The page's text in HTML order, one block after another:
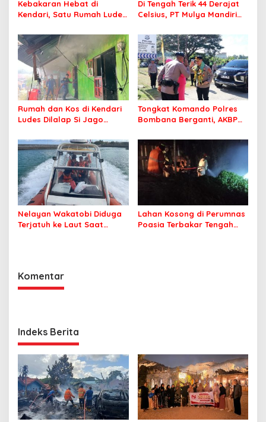
Kebakaran Hebat di
Kendari, Satu Rumah Ludes
Di Tengah Terik 44 Derajat
Celsius, PT Mulya Mandiri
Jamaah Tetap Sehat dan
Nyaman Beribadah
Rumah dan Kos di Kendari
Ludes Dilalap Si Jago
Tongkat Komando Polres
Bombana Berganti, AKBP
Kepolisian Bombana
Nelayan Wakatobi Diduga
Terjatuh ke Laut Saat
Lahan Kosong di Perumnas
Poasia Terbakar Tengah
Komentar
Indeks Berita